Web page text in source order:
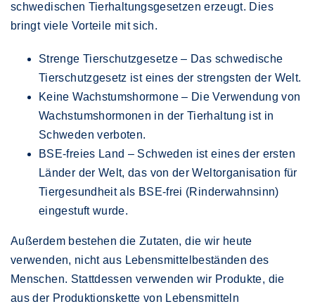
schwedischen Tierhaltungsgesetzen erzeugt. Dies
bringt viele Vorteile mit sich.
Strenge Tierschutzgesetze – Das schwedische
Tierschutzgesetz ist eines der strengsten der Welt.
Keine Wachstumshormone – Die Verwendung von
Wachstumshormonen in der Tierhaltung ist in
Schweden verboten.
BSE-freies Land – Schweden ist eines der ersten
Länder der Welt, das von der Weltorganisation für
Tiergesundheit als BSE-frei (Rinderwahnsinn)
eingestuft wurde.
Außerdem bestehen die Zutaten, die wir heute
verwenden, nicht aus Lebensmittelbeständen des
Menschen. Stattdessen verwenden wir Produkte, die
aus der Produktionskette von Lebensmitteln